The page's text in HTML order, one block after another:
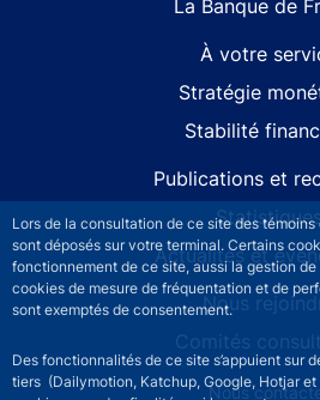
Lors de la consultation de ce site des
sont déposés sur votre terminal. Certains
fonctionnement de ce site, aussi la gestion
cookies de mesure de fréquentation et de
sont exemptés de consentement.
Des fonctionnalités de ce site s’appuient sur
tiers (Dailymotion, Katchup, Google, Hotjar
La Banque de
À votre
Stratégie
Stabilité
Publications et
Actualités et
Nous
Comités
Footer secondary menu
Nous